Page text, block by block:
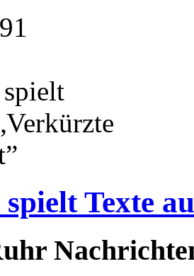
Texte